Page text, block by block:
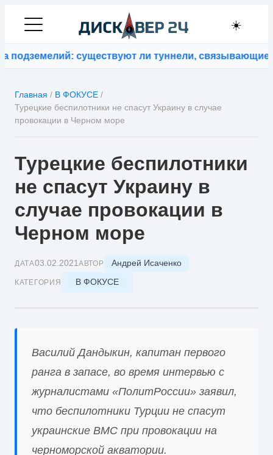
☀️
существуют ли туннели, связывающие
Главная / В ФОКУСЕ /
Турецкие беспилотники не спасут Украину в случае
провокации в Черном море
Турецкие беспилотники
не спасут Украину в
случае провокации в
Черном море
ДАТА03.02.2021 АВТОР Андрей Исаченко
КАТЕГОРИЯ В ФОКУСЕ
Василий Дандыкин, капитан первого
ранга в запасе, во время интервью с
журналистами «ПолитРоссии» заявил,
что беспилотники Турции не спасут
украинские ВМС при провокации на
черноморской акватории.